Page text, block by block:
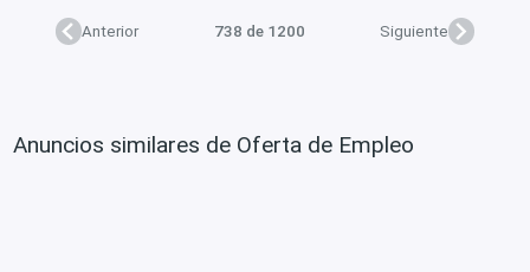
Anterior 738 de 1200 Siguiente
Anuncios similares de Oferta de Empleo